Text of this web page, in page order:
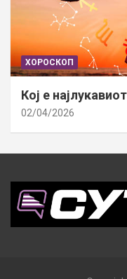
ХОРОСКОП
Кој е
02/04/2026